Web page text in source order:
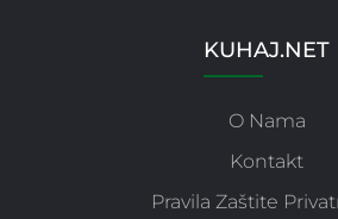
KUHAJ.NET
O Nama
Kontakt
Pravila Zaštite